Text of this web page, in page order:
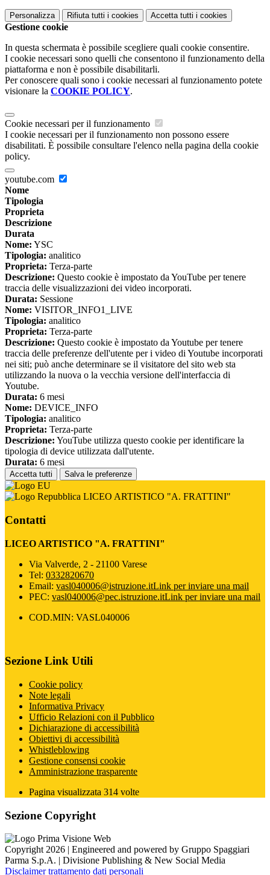
Personalizza Rifiuta tutti i cookies Accetta tutti i cookies
Gestione cookie
In questa schermata è possibile scegliere quali cookie consentire.
I cookie necessari sono quelli che consentono il funzionamento della
piattaforma e non è possibile disabilitarli.
Per conoscere quali sono i cookie necessari al funzionamento potete
visionare la COOKIE POLICY.
Cookie necessari per il funzionamento
I cookie necessari per il funzionamento non possono essere
disabilitati. È possibile consultare l'elenco nella pagina della cookie
policy.
youtube.com
Nome
Tipologia
Proprieta
Descrizione
Durata
Nome: YSC
Tipologia: analitico
Proprieta: Terza-parte
Descrizione: Questo cookie è impostato da YouTube per tenere
traccia delle visualizzazioni dei video incorporati.
Durata: Sessione
Nome: VISITOR_INFO1_LIVE
Tipologia: analitico
Proprieta: Terza-parte
Descrizione: Questo cookie è impostato da Youtube per tenere
traccia delle preferenze dell'utente per i video di Youtube incorporati
nei siti; può anche determinare se il visitatore del sito web sta
utilizzando la nuova o la vecchia versione dell'interfaccia di
Youtube.
Durata: 6 mesi
Nome: DEVICE_INFO
Tipologia: analitico
Proprieta: Terza-parte
Descrizione: YouTube utilizza questo cookie per identificare la
tipologia di device utilizzata dall'utente.
Durata: 6 mesi
Accetta tutti Salva le preferenze
LICEO ARTISTICO "A. FRATTINI"
Contatti
LICEO ARTISTICO "A. FRATTINI"
Via Valverde, 2 - 21100 Varese
Tel: 0332820670
Email: vasl040006@istruzione.itLink per inviare una mail
PEC: vasl040006@pec.istruzione.itLink per inviare una mail
COD.MIN: VASL040006
Sezione Link Utili
Cookie policy
Note legali
Informativa Privacy
Ufficio Relazioni con il Pubblico
Dichiarazione di accessibilità
Obiettivi di accessibilità
Whistleblowing
Gestione consensi cookie
Amministrazione trasparente
Pagina visualizzata 314 volte
Sezione Copyright
Copyright 2026 | Engineered and powered by Gruppo Spaggiari
Parma S.p.A. | Divisione Publishing & New Social Media
Disclaimer trattamento dati personali